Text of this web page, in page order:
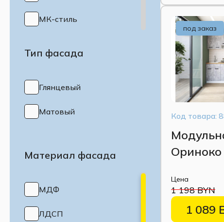
МК-стиль
ВНК
Тип фасада
Глянцевый
Матовый
Материал фасада
МДФ
ЛДСП
под заказ
Код товара:
Ориноко
Цена
1 198 BYN
1 089